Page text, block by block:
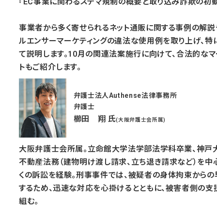
事業者から多く寄せられるネット通販に関する事例の解説
ルエンサーマーケティングの違法な使用例を取り上げ、
て説明します。10月の関連法案施行に向けて、合法的な
トもご紹介します。
弁護士法人Authense法律事務所
弁護士
櫛田 翔 氏(大阪弁護士会所属)
大阪弁護士会所属。立命館大学法学部法学科卒業、神戸
不動産法務（建物明け渡し請求、立ち退き請求など）を
くの訴訟を経験。刑事事件では、被疑者の身体拘束から
するため、迅速な対応を心掛けるとともに、被害者側の
組む。